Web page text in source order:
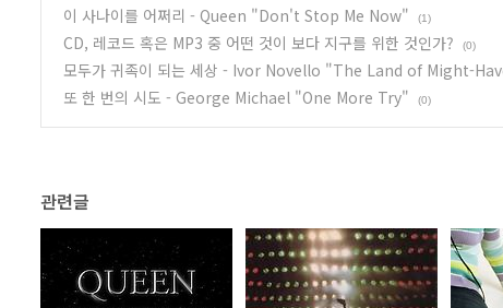
이 사나이를 어쩌리 - Queen "Don't Stop Me Now" (1)
CD, 레코드 혹은 MP3 중 어떤 것이 보다 지구를 위한 것인가? (0)
모두가 귀족이 되는 세상 - Ivor Novello "The Land of Might-
또 한 번의 시도 - George Michael "One More Try" (0)
관련글